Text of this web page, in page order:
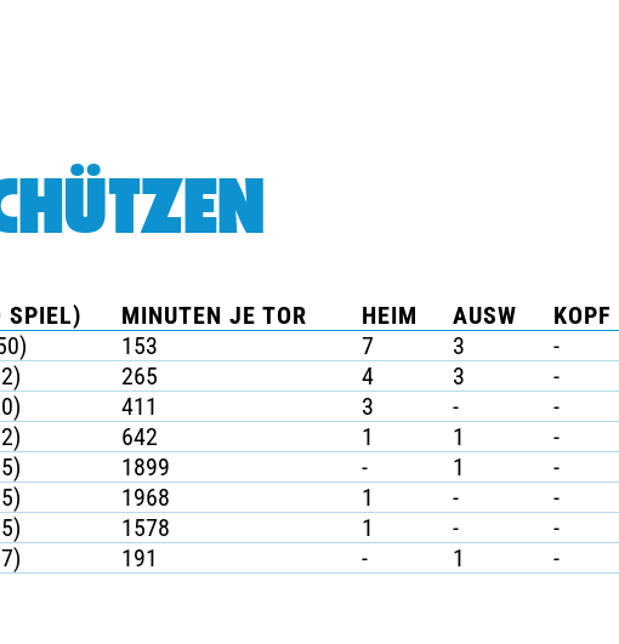
SPIEL) MINUTEN JE TOR HEIM AUSW
153 7 3
-
265 4 3
-
411 3 -
-
642 1 1
-
1899 - 1
-
1968 1 -
-
1578 1 -
-
191 - 1 -